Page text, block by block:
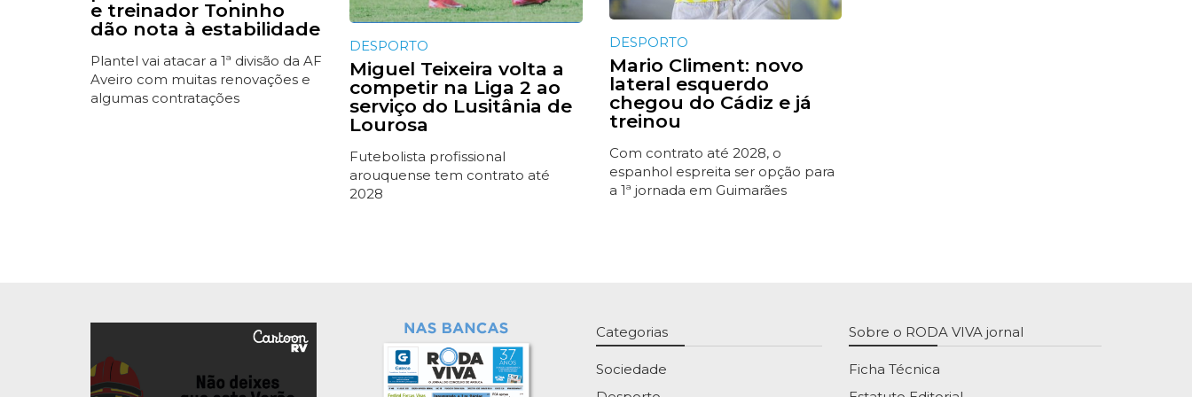
e treinador Toninho
dão nota à estabilidade
Plantel vai atacar a 1ª divisão da AF
Aveiro com muitas renovações e
algumas contratações
DESPORTO
Miguel Teixeira volta a
competir na Liga 2 ao
serviço do Lusitânia de
Lourosa
Futebolista profissional
arouquense tem contrato até
2028
DESPORTO
Mario Climent: novo
lateral esquerdo
chegou do Cádiz e já
treinou
Com contrato até 2028, o
espanhol espreita ser opção para
a 1ª jornada em Guimarães
Categorias
Sociedade
Sobre o RODA VIVA jornal
Ficha Técnica